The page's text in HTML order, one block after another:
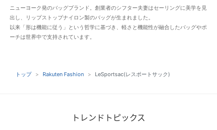
ニューヨーク発のバッグブランド。創業者のシフター夫妻はセーリングに美学を見
出し、リップストップナイロン製のバッグが生まれました。
以来「形は機能に従う」という哲学に基づき、軽さと機能性が融合したバッグやポ
ーチは世界中で支持されています。
トップ Rakuten Fashion LeSportsac(レスポートサック)
トレンドトピックス